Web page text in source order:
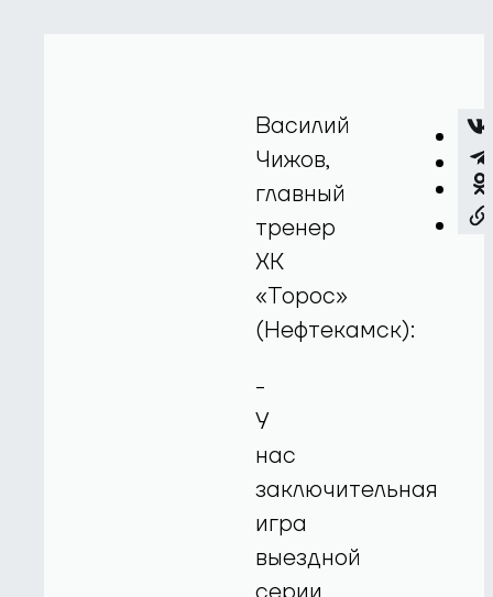
Василий
Чижов,
главный
тренер
ХК
«Торос»
(Нефтекамск):
-
У
нас
заключительная
игра
выездной